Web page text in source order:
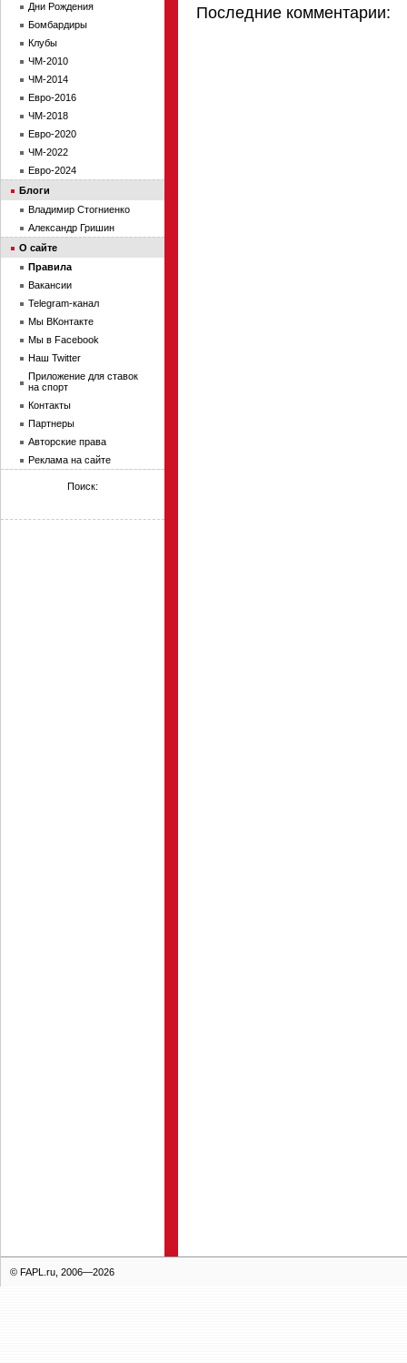
Последние комментарии:
Дни Рождения
Бомбардиры
Клубы
ЧМ-2010
ЧМ-2014
Евро-2016
ЧМ-2018
Евро-2020
ЧМ-2022
Евро-2024
Блоги
Владимир Стогниенко
Александр Гришин
О сайте
Правила
Вакансии
Telegram-канал
Мы ВКонтакте
Мы в Facebook
Наш Twitter
Приложение для ставок
на спорт
Контакты
Партнеры
Авторские права
Реклама на сайте
Поиск:
© FAPL.ru, 2006—2026